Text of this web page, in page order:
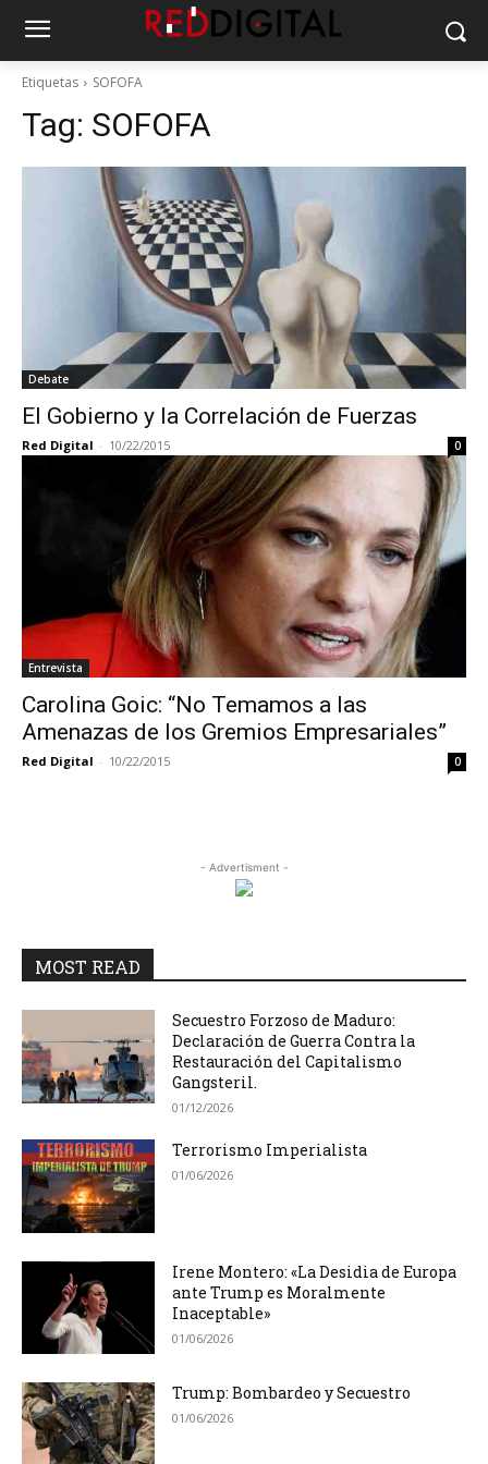
Etiquetas SOFOFA
Tag: SOFOFA
Debate
El Gobierno y la Correlación de Fuerzas
Red Digital - 10/22/2015 0
Entrevista
Carolina Goic: “No Temamos a las
Amenazas de los Gremios Empresariales”
Red Digital - 10/22/2015 0
- Advertisment -
MOST READ
Secuestro Forzoso de Maduro:
Declaración de Guerra Contra la
Restauración del Capitalismo
Gangsteril.
01/12/2026
Terrorismo Imperialista
01/06/2026
Irene Montero: «La Desidia de Europa
ante Trump es Moralmente
Inaceptable»
01/06/2026
Trump: Bombardeo y Secuestro
01/06/2026